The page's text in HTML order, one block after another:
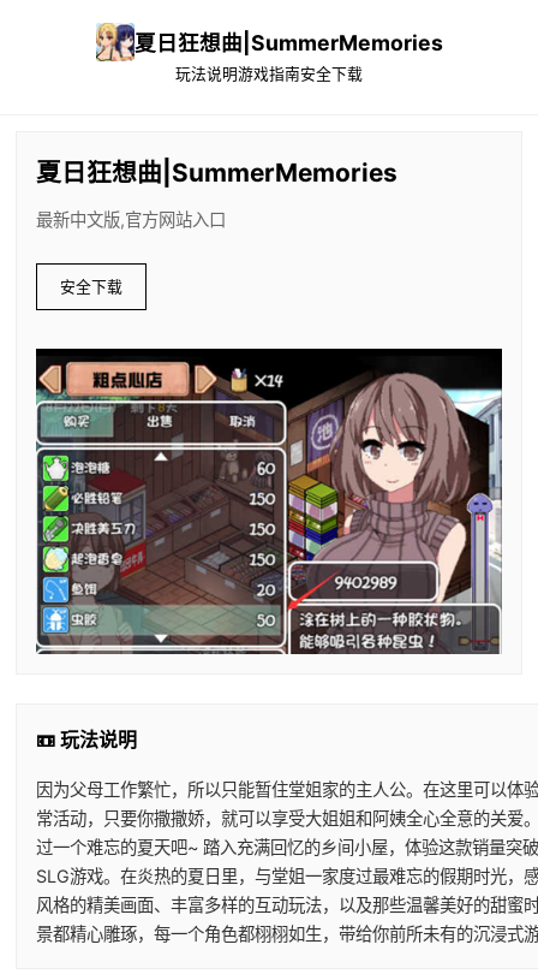
夏日狂想曲|SummerMemories
玩法说明游戏指南安全下载
夏日狂想曲|SummerMemories
最新中文版,官方网站入口
安全下载
📼 玩法说明
因为父母工作繁忙，所以只能暂住堂姐家的主人公。在这里可以体
常活动，只要你撒撒娇，就可以享受大姐姐和阿姨全心全意的关爱
过一个难忘的夏天吧~ 踏入充满回忆的乡间小屋，体验这款销量突
SLG游戏。在炎热的夏日里，与堂姐一家度过最难忘的假期时光，
风格的精美画面、丰富多样的互动玩法，以及那些温馨美好的甜蜜
景都精心雕琢，每一个角色都栩栩如生，带给你前所未有的沉浸式